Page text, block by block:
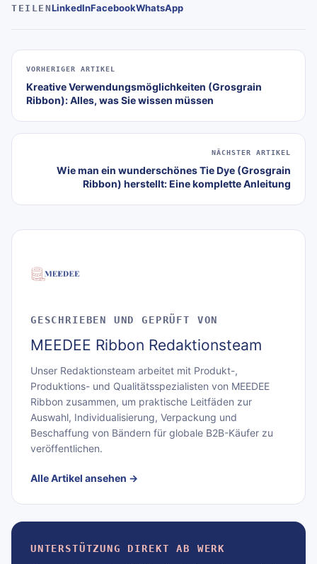
TEILENLinkedInFacebookWhatsApp
VORHERIGER ARTIKEL
Kreative Verwendungsmöglichkeiten (Grosgrain
Ribbon): Alles, was Sie wissen müssen
NÄCHSTER ARTIKEL
Wie man ein wunderschönes Tie Dye (Grosgrain
Ribbon) herstellt: Eine komplette Anleitung
GESCHRIEBEN UND GEPRÜFT VON
MEEDEE Ribbon Redaktionsteam
Unser Redaktionsteam arbeitet mit Produkt-,
Produktions- und Qualitätsspezialisten von MEEDEE
Ribbon zusammen, um praktische Leitfäden zur
Auswahl, Individualisierung, Verpackung und
Beschaffung von Bändern für globale B2B-Käufer zu
veröffentlichen.
Alle Artikel ansehen →
UNTERSTÜTZUNG DIREKT AB WERK